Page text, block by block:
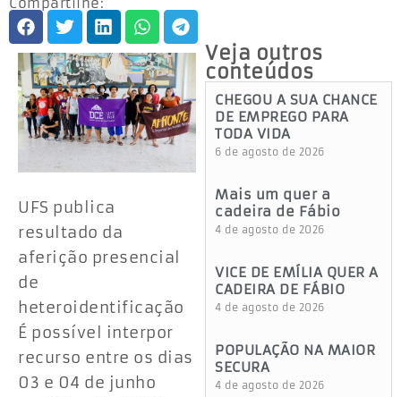
UFS publica
resultado da
aferição presencial
de
heteroidentificação
É possível interpor
recurso entre os dias
03 e 04 de junho
Veja outros
conteúdos
CHEGOU A SUA CHANCE
DE EMPREGO PARA
TODA VIDA
6 de agosto de 2026
Mais um quer a
cadeira de Fábio
4 de agosto de 2026
VICE DE EMÍLIA QUER A
CADEIRA DE FÁBIO
4 de agosto de 2026
POPULAÇÃO NA MAIOR
SECURA
4 de agosto de 2026